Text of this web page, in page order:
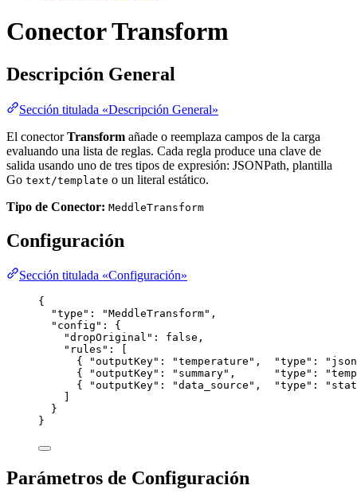
Conector Transform
Descripción General
Sección titulada «Descripción General»
El conectorTransform añade o reemplaza campos de la carga
evaluando una lista de reglas. Cada regla produce una clave de
salida usando uno de tres tipos de expresión: JSONPath, plantilla
Go text/template o un literal estático.
Tipo de Conector: MeddleTransform
Configuración
Sección titulada «Configuración»
{
"type" : "MeddleTransform" ,
"config" : {
"dropOriginal" : false ,
"rules" : [
{
"outputKey" : "temperature " , "type" : "
{
"outputKey" : " summary" , "type" : "
{
"outputKey" : "data_source " , "type" : "
}
}
Parámetros de Configuración